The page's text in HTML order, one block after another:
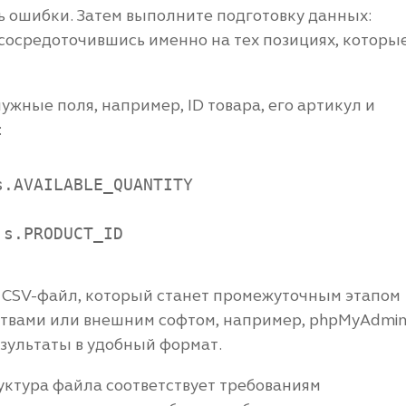
Затем выполните подготовку данных:
именно на тех позициях,
поля, например, ID товара, его артикул и
файл, который станет промежуточным этапом
или внешним софтом, например, phpMyAdmin
в удобный формат.
файла соответствует требованиям